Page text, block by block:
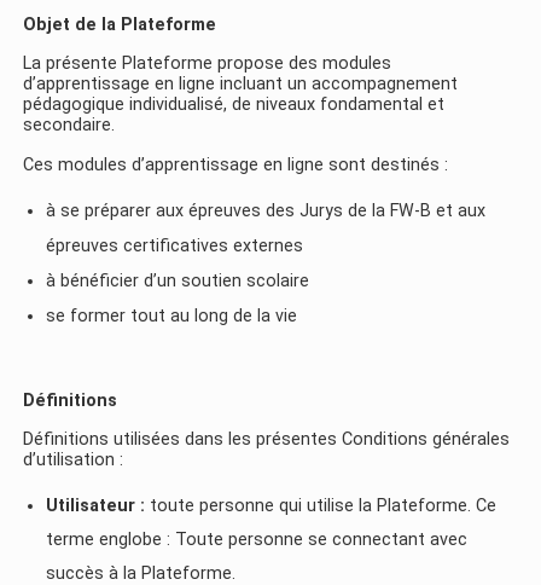
Objet de la Plateforme
La présente Plateforme propose des modules
d’apprentissage en ligne incluant un accompagnement
pédagogique individualisé, de niveaux fondamental et
secondaire.
Ces modules d’apprentissage en ligne sont destinés :
à se préparer aux épreuves des Jurys de la FW-B et aux
épreuves certificatives externes
à bénéficier d’un soutien scolaire
se former tout au long de la vie
Définitions
Définitions utilisées dans les présentes Conditions générales
d’utilisation :
Utilisateur : toute personne qui utilise la Plateforme. Ce
terme englobe : Toute personne se connectant avec
succès à la Plateforme.